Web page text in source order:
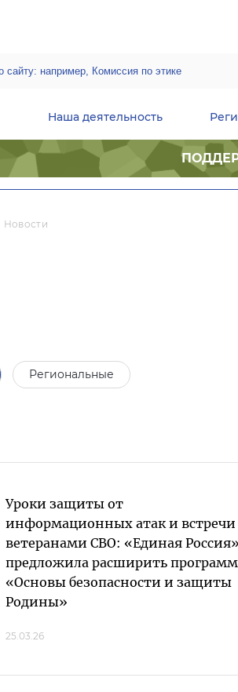
Наша деятельность
Новости
Региональные
Уроки защиты от
информационных атак и встречи
ветеранами СВО: «Единая Россия»
предложила расширить
«Основы безопасности и защиты
Родины»
25.03.26